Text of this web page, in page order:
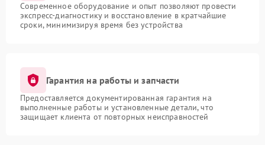
Современное оборудование и опыт позволяют провести
экспресс-диагностику и восстановление в кратчайшие
сроки, минимизируя время без устройства
Гарантия на работы и запчасти
Предоставляется документированная гарантия на
выполненные работы и установленные детали, что
защищает клиента от повторных неисправностей